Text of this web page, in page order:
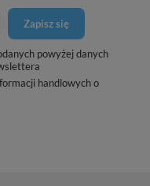
Zapisz się
powyżej danych
handlowych o